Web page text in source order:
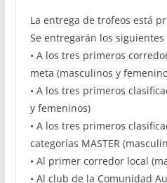
La entrega de trofeos está
Se entregarán los siguientes
• A los tres primeros
meta (masculinos y
• A los tres primeros
y femeninos)
• A los tres primeros
categorías MASTER
• Al primer corredor local
• Al club de la Comunidad